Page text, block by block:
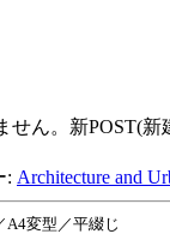
せん。新POST(
: Architecture and
A4変型／平綴じ